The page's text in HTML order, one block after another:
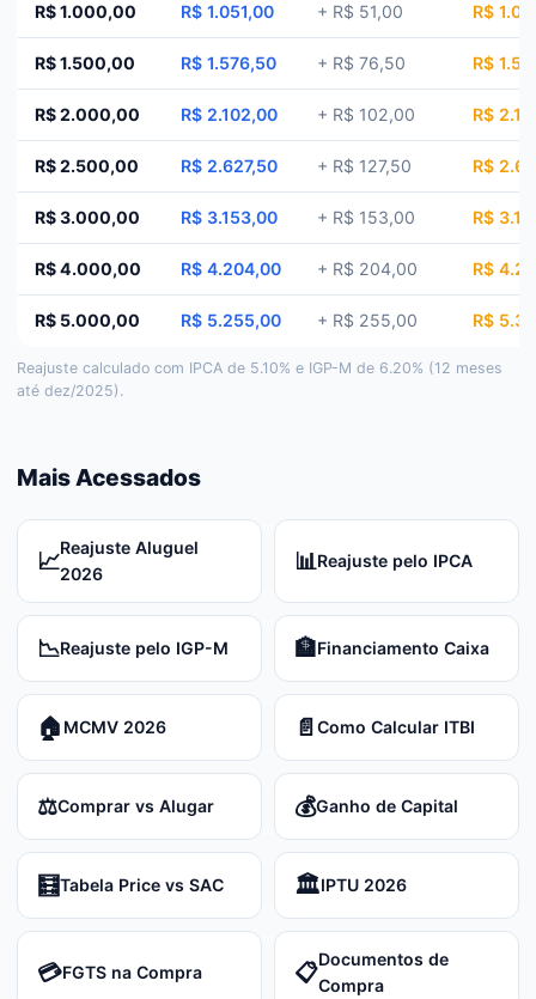
R$ 1.000,00 R$ 1.051,00 + R$ 51,00 R$
R$ 1.500,00 R$ 1.576,50 + R$ 76,50 R$
R$ 2.000,00 R$ 2.102,00 + R$ 102,00 R$
R$ 2.500,00 R$ 2.627,50 + R$ 127,50 R$
R$ 3.000,00 R$ 3.153,00 + R$ 153,00 R$
R$ 4.000,00 R$ 4.204,00 + R$ 204,00 R$
R$ 5.000,00 R$ 5.255,00 + R$ 255,00 R$
Reajuste calculado com IPCA de 5.10% e IGP-M de 6.20% (12 meses
até dez/2025).
Mais Acessados
📈Reajuste Aluguel
2026
📊Reajuste pelo IPCA
📉Reajuste pelo IGP-M 🏦Financiamento Caixa
🏠 MCMV 2026 📄Como Calcular ITBI
⚖️Comprar vs Alugar 💰Ganho de Capital
🧮Tabela Price vs SAC 🏛️IPTU 2026
💳FGTS na Compra 📋Documentos de
Compra